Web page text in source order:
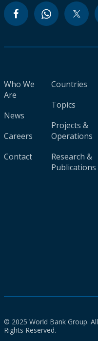
Who We
Are
News
Careers
Contact
Countries
Topics
Projects &
Operations
Research &
Publications
© 2025 World Bank Group. All
Rights Reserved.